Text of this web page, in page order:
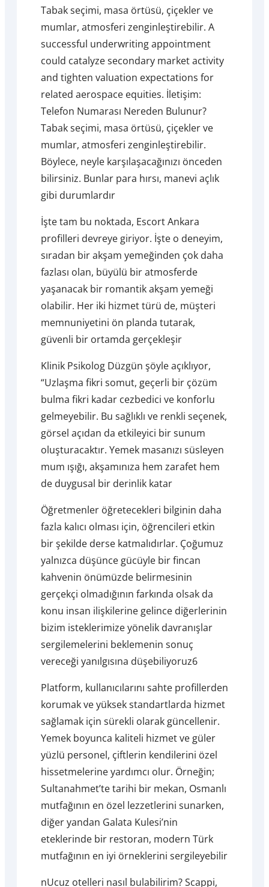
Tabak seçimi, masa örtüsü, çiçekler ve
mumlar, atmosferi zenginleştirebilir. A
successful underwriting appointment
could catalyze secondary market activity
and tighten valuation expectations for
related aerospace equities. İletişim:
Telefon Numarası Nereden Bulunur?
Tabak seçimi, masa örtüsü, çiçekler ve
mumlar, atmosferi zenginleştirebilir.
Böylece, neyle karşılaşacağınızı önceden
bilirsiniz. Bunlar para hırsı, manevi açlık
gibi durumlardır
İşte tam bu noktada, Escort Ankara
profilleri devreye giriyor. İşte o deneyim,
sıradan bir akşam yemeğinden çok daha
fazlası olan, büyülü bir atmosferde
yaşanacak bir romantik akşam yemeği
olabilir. Her iki hizmet türü de, müşteri
memnuniyetini ön planda tutarak,
güvenli bir ortamda gerçekleşir
Klinik Psikolog Düzgün şöyle açıklıyor,
“Uzlaşma fikri somut, geçerli bir çözüm
bulma fikri kadar cezbedici ve konforlu
gelmeyebilir. Bu sağlıklı ve renkli seçenek,
görsel açıdan da etkileyici bir sunum
oluşturacaktır. Yemek masanızı süsleyen
mum ışığı, akşamınıza hem zarafet hem
de duygusal bir derinlik katar
Öğretmenler öğretecekleri bilginin daha
fazla kalıcı olması için, öğrencileri etkin
bir şekilde derse katmalıdırlar. Çoğumuz
yalnızca düşünce gücüyle bir fincan
kahvenin önümüzde belirmesinin
gerçekçi olmadığının farkında olsak da
konu insan ilişkilerine gelince diğerlerinin
bizim isteklerimize yönelik davranışlar
sergilemelerini beklemenin sonuç
vereceği yanılgısına düşebiliyoruz6
Platform, kullanıcılarını sahte profillerden
korumak ve yüksek standartlarda hizmet
sağlamak için sürekli olarak güncellenir.
Yemek boyunca kaliteli hizmet ve güler
yüzlü personel, çiftlerin kendilerini özel
hissetmelerine yardımcı olur. Örneğin;
Sultanahmet’te tarihi bir mekan, Osmanlı
mutfağının en özel lezzetlerini sunarken,
diğer yandan Galata Kulesi’nin
eteklerinde bir restoran, modern Türk
mutfağının en iyi örneklerini sergileyebilir
nUcuz otelleri nasıl bulabilirim? Scappi,